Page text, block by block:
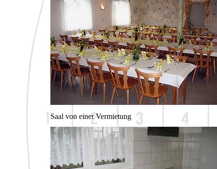
Saal von einer Vermietung